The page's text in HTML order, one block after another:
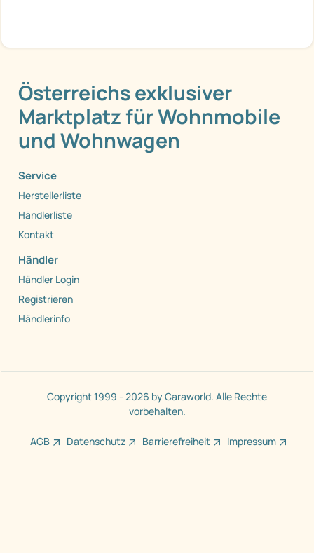
Österreichs exklusiver
Marktplatz für Wohnmobile
und Wohnwagen
Service
Herstellerliste
Händlerliste
Kontakt
Händler
Händler Login
Registrieren
Händlerinfo
Copyright 1999 - 2026 by Caraworld. Alle Rechte
vorbehalten.
AGB Datenschutz Barrierefreiheit Impressum